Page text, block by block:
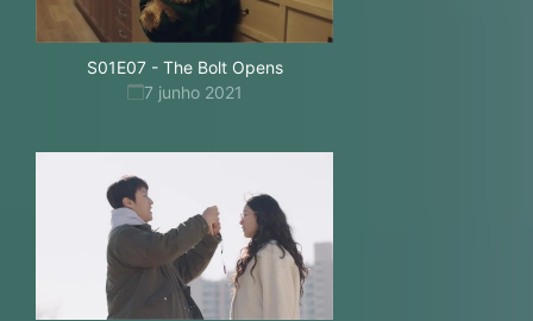
S01E07- The Bolt Opens
7 junho 2021